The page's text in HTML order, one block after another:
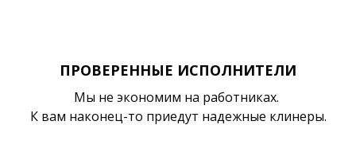
ПРОВЕРЕННЫЕ ИСПОЛНИТЕЛИ
Мы не экономим на работниках.
К вам наконец-то приедут надежные клинеры.